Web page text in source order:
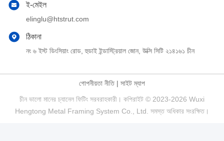
ই-মেইল
elinglu@htstrut.com
ঠিকানা
নং ৬ ইস্ট ডিংসিয়াং রোড, হুডাই ইন্ডাস্ট্রিয়াল জোন, উক্সি সিটি ২১৪১৬১ চীন
গোপনীয়তা নীতি| সাইট ম্যাপ
চীন ভালো মানের চ্যানেল ফিটিং সরবরাহকারী। কপিরাইট © 2023-2026 Wuxi
Hengtong Metal Framing System Co., Ltd. সমস্ত অধিকার সংরক্ষিত।